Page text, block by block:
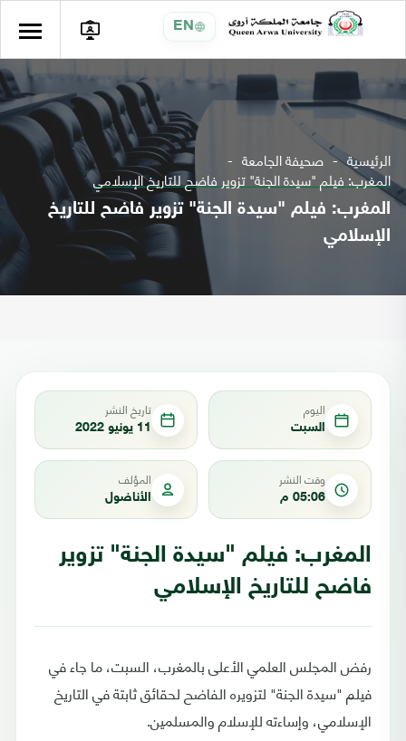
EN
الرئيسية صحيفة الجامعة
المغرب: فيلم "سيدة الجنة" تزوير فاضح للتاريخ الإسلامي
المغرب: فيلم "سيدة الجنة" تزوير فاضح للتاريخ
الإسلامي
اليوم
السبت
تاريخ النشر
11 يونيو 2022
وقت النشر
05:06 م
المؤلف
الأناضول
المغرب: فيلم "سيدة الجنة" تزوير
فاضح للتاريخ الإسلامي
رفض المجلس العلمي الأعلى بالمغرب، السبت، ما جاء في
فيلم "سيدة الجنة" لتزويره الفاضح لحقائق ثابتة في التاريخ
الإسلامي، وإساءته للإسلام والمسلمين.